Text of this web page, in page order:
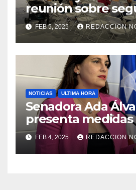
reunión sobre
Reparto
FEB 5, 2025 REDACCION
NOTICIAS ULTIMA HORA
Senadora Ada
presenta
violencia en el
FEB 4, 2025 REDACCION